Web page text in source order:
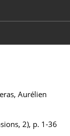
Aurélien
2), p. 1-36